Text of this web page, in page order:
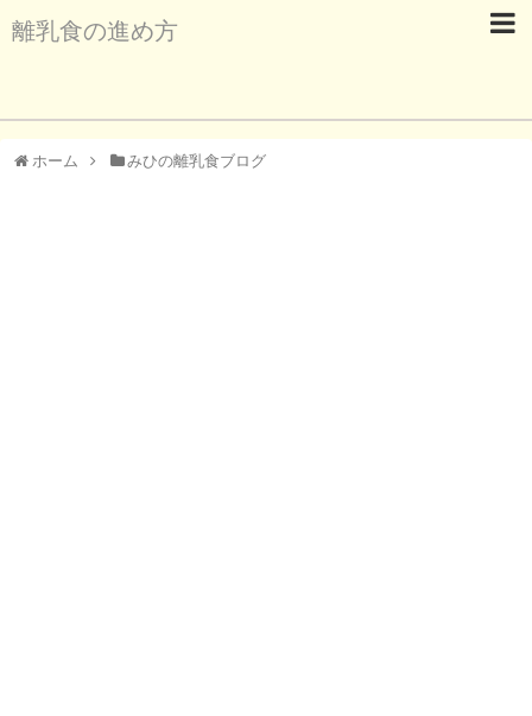
離乳食の進め方
ホーム みひの離乳食ブログ